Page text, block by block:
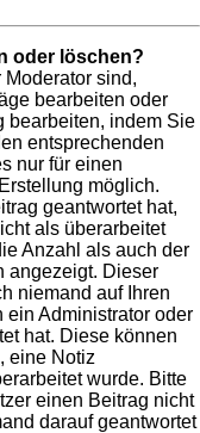
oder löschen?
sind,
bearbeiten oder
bearbeiten, indem Sie
entsprechenden
nur für einen
möglich.
geantwortet hat,
als überarbeitet
Anzahl als auch der
angezeigt. Dieser
niemand auf Ihren
ein Administrator oder
hat. Diese können
eine Notiz
wurde. Bitte
einen Beitrag nicht
darauf geantwortet